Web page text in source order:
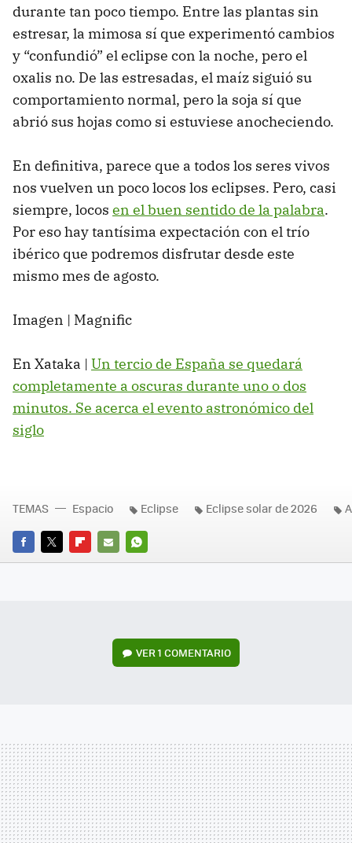
durante tan poco tiempo. Entre las plantas sin
estresar, la mimosa sí que experimentó cambios
y “confundió” el eclipse con la noche, pero el
oxalis no. De las estresadas, el maíz siguió su
comportamiento normal, pero la soja sí que
abrió sus hojas como si estuviese anocheciendo.
En definitiva, parece que a todos los seres vivos
nos vuelven un poco locos los eclipses. Pero, casi
siempre, locos en el buen sentido de la palabra.
Por eso hay tantísima expectación con el trío
ibérico que podremos disfrutar desde este
mismo mes de agosto.
Imagen | Magnific
En Xataka | Un tercio de España se quedará
completamente a oscuras durante uno o dos
minutos. Se acerca el evento astronómico del
siglo
FACEBOOK
TWITTERFLIPBOARD
E-
WHATSAPP
TEMAS Espacio Eclipse Eclipse solar de 2026
VER1 COMENTARIO